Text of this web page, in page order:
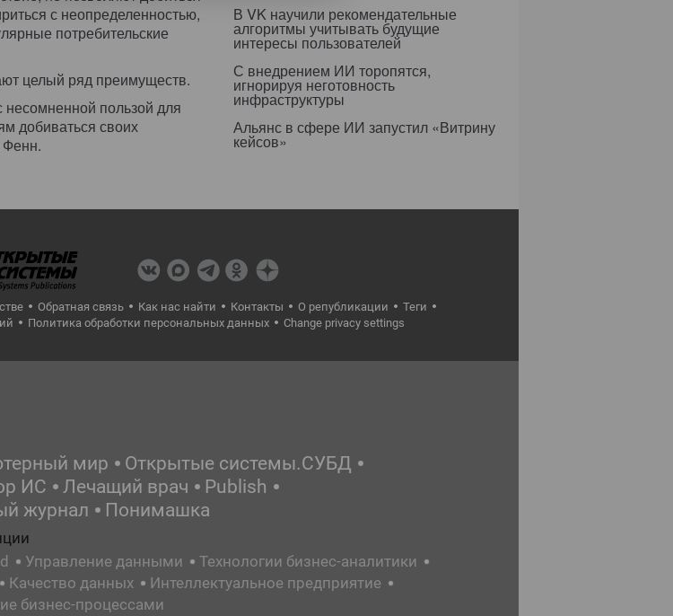
с неопределенностью,
потребительские
целый ряд преимуществ.
несомненной пользой для
добиваться своих
Фенн.
В VK научили рекомендательные
алгоритмы учитывать будущие
интересы пользователей
С внедрением ИИ торопятся,
игнорируя неготовность
инфраструктуры
Альянс в сфере ИИ запустил «Витрину
кейсов»
Обратная связь Как нас найти Контакты О републикации
Теги
Политика обработки персональных данных Change privacy settings
мир
Открытые системы.СУБД
ИС
Лечащий врач
Publish
журнал
Понимашка
Управление данными
Технологии бизнес-аналитики
Качество данных
Интеллектуальное предприятие
бизнес-процессами